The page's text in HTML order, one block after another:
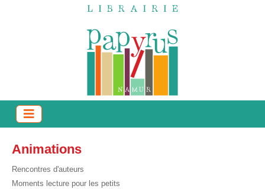
Animations
Rencontres d'auteurs
Moments lecture pour les petits